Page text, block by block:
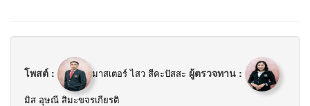
โพสต์ : มาสเตอร์ ไสว สีคะปัสสะ ผู้ตรวจทาน :
มิส อุษณี สิมะขจรเกียรติ